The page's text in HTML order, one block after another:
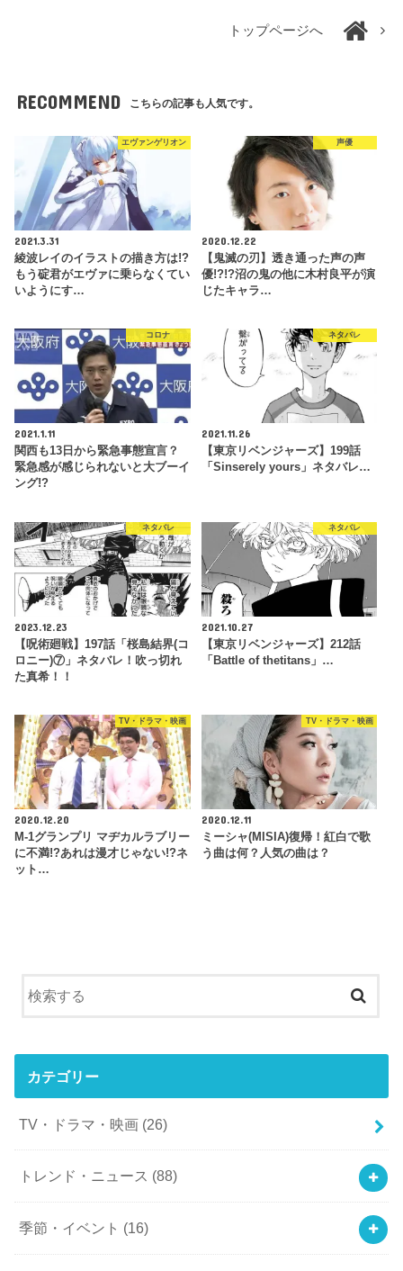
トップページへ
RECOMMEND こちらの記事も人気です。
エヴァンゲリオン
2021.3.31
綾波レイのイラストの描き方は!?
もう碇君がエヴァに乗らなくてい
いようにす…
声優
2020.12.22
【鬼滅の刃】透き通った声の声
優!?!?沼の鬼の他に木村良平が演
じたキャラ…
コロナ
2021.1.11
関西も13日から緊急事態宣言？
緊急感が感じられないと大ブーイ
ング!?
ネタバレ
2021.11.26
【東京リベンジャーズ】199話
「Sinserely yours」ネタバレ…
ネタバレ
2023.12.23
【呪術廻戦】197話「桜島結界(コ
ロニー)⑦」ネタバレ！吹っ切れ
た真希！！
ネタバレ
2021.10.27
【東京リベンジャーズ】212話
「Battle of thetitans」…
TV・ドラマ・映画
2020.12.20
M-1グランプリ マヂカルラブリー
に不満!?あれは漫才じゃない!?ネ
ット…
TV・ドラマ・映画
2020.12.11
ミーシャ(MISIA)復帰！紅白で歌
う曲は何？人気の曲は？
カテゴリー
TV・ドラマ・映画 (26)
トレンド・ニュース (88)
季節・イベント (16)